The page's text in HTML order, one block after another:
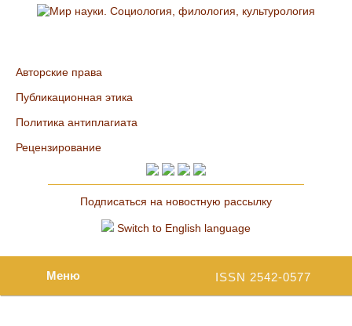
Авторские права
Публикационная этика
Политика антиплагиата
Рецензирование
Подписаться на новостную рассылку
Switch to English language
ISSN 2542-0577
Меню